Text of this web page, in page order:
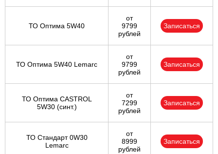
ТО Оптима 5W40
от
9799
рублей
Записаться
ТО Оптима 5W40 Lemarc
от
9799
рублей
Записаться
ТО Оптима CASTROL
5W30 (синт.)
от
7299
рублей
Записаться
ТО Стандарт 0W30
Lemarc
от
8999
рублей
Записаться